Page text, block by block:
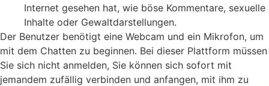
Internet gesehen hat, wie böse Kommentare, sexuelle
Inhalte oder Gewaltdarstellungen.
Der Benutzer benötigt eine Webcam und ein Mikrofon, um
mit dem Chatten zu beginnen. Bei dieser Plattform müssen
Sie sich nicht anmelden, Sie können sich sofort mit
jemandem zufällig verbinden und anfangen, mit ihm zu